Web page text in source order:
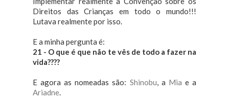
Direitos das Crianças em todo o mundo!!!
Lutava realmente por isso.
E a minha pergunta é:
21 - O que é que não te vês de todo a fazer na
vida????
E agora as nomeadas são: Shinobu, a Mia e a
Ariadne.